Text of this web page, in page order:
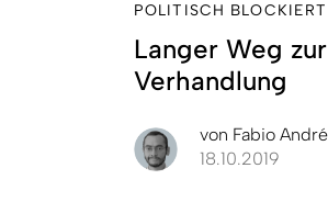
POLITISCH BLOCKIERT
Langer Weg
Verhandlung
von Fabio
18.10.2019